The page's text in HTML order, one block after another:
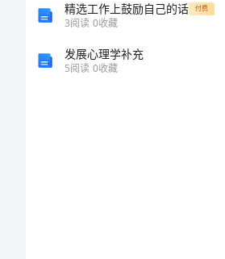
精选工作上鼓励自己的话 付费
3阅读 0收藏
发展心理学补充
5阅读 0收藏